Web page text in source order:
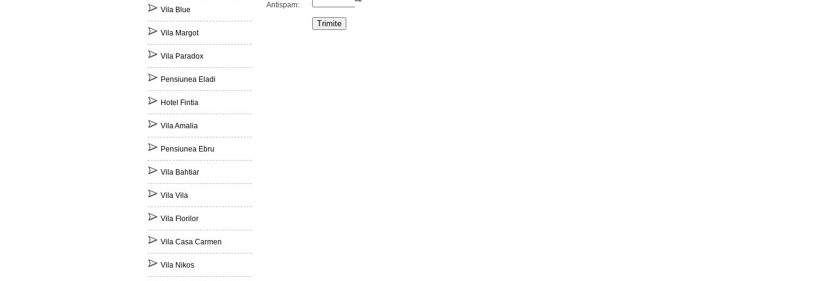
Vila Blue
Vila Margot
Vila Paradox
Pensiunea Eladi
Hotel Fintia
Vila Amalia
Pensiunea Ebru
Vila Bahtiar
Vila Vila
Vila Florilor
Vila Casa Carmen
Vila Nikos
Antispam: